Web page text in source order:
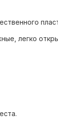
легко
для